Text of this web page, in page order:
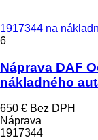
1917344 na
6
Náprava DAF
nákladného
650 € Bez DPH
Náprava
1917344